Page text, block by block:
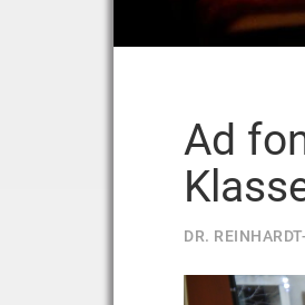
Ad
DR.